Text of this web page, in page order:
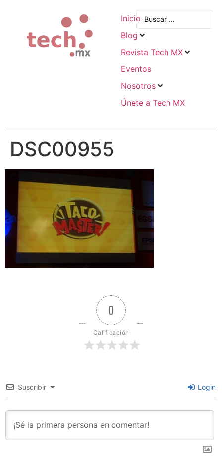
Inicio
Blog
Revista Tech MX
Eventos
Nosotros
Únete a Tech MX
DSC00955
0
Calificación
Suscribir Login